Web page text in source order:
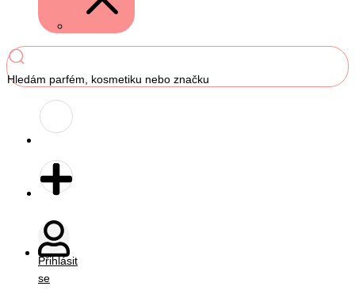
Hledám parfém, kosmetiku nebo značku
Přihlásit
se